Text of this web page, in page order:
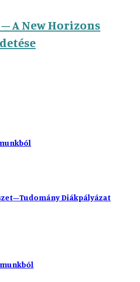
A New Horizons
Diákpályázat